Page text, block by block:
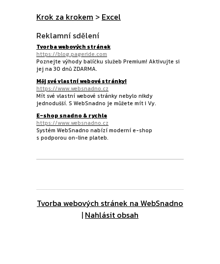
Krok za krokem > Excel
Reklamní sdělení
Tvorba webových stránek
https://blog.pageride.com
Poznejte výhody balíčku služeb Premium! Aktivujte si
jej na 30 dnů ZDARMA.
Měj své vlastní webové stránky!
https://www.websnadno.cz
Mít své vlastní webové stránky nebylo nikdy
jednodušší. S WebSnadno je můžete mít i Vy.
E-shop snadno & rychle
https://www.websnadno.cz
Systém WebSnadno nabízí moderní e-shop
s podporou on-line plateb.
Tvorba webových stránek na WebSnadno
| Nahlásit obsah